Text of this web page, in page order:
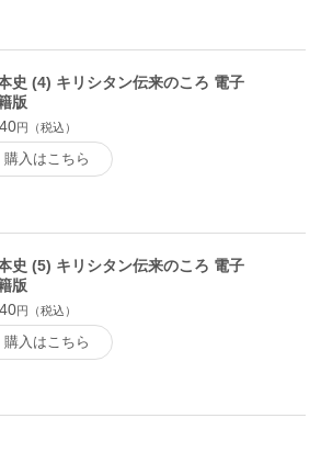
史 (4) キリシタン伝来のころ 電子
版
円（税込）
購入はこちら
史 (5) キリシタン伝来のころ 電子
版
円（税込）
購入はこちら